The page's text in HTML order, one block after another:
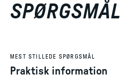
SPØRGSMÅL
MEST STILLEDE SPØRGSMÅL
Praktisk information